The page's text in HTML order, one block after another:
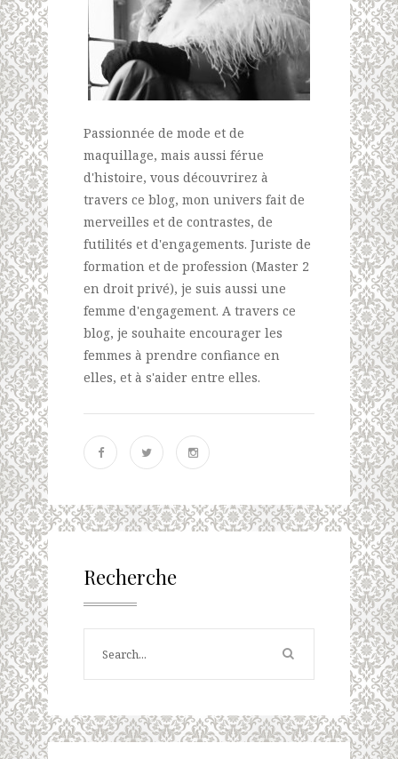
Passionnée de mode et de
maquillage, mais aussi férue
d'histoire, vous découvrirez à
travers ce blog, mon univers fait de
merveilles et de contrastes, de
futilités et d'engagements. Juriste de
formation et de profession (Master 2
en droit privé), je suis aussi une
femme d'engagement. A travers ce
blog, je souhaite encourager les
femmes à prendre confiance en
elles, et à s'aider entre elles.
Recherche